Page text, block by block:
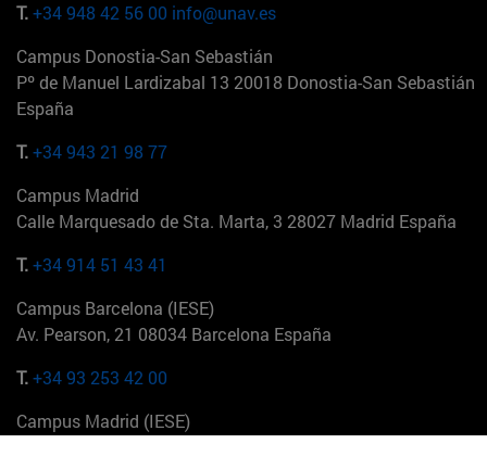
T.+34 948 42 56 00 info@unav.es
Campus Donostia-San Sebastián
Pº de Manuel Lardizabal 13 20018 Donostia-San Sebastián
España
T.+34 943 21 98 77
Campus Madrid
Calle Marquesado de Sta. Marta, 3 28027 Madrid España
T.+34 914 51 43 41
Campus Barcelona (IESE)
Av. Pearson, 21 08034 Barcelona España
T.+34 93 253 42 00
Campus Madrid (IESE)